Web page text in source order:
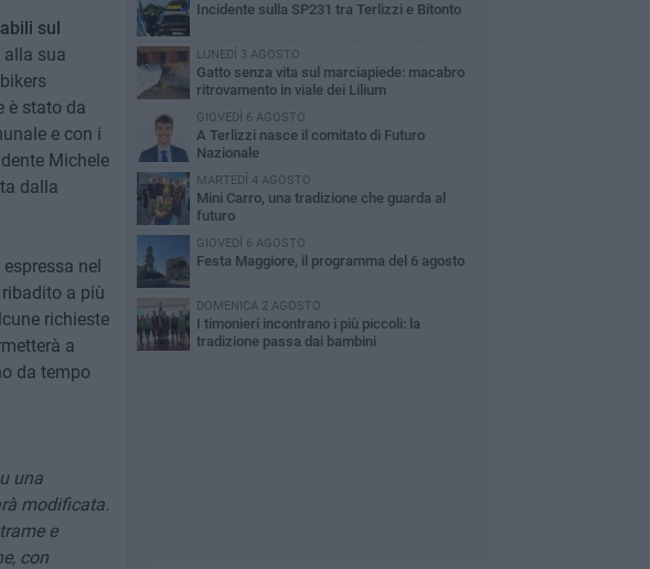
sul
alla sua
è stato da
e con i
Michele
dalla
nel
a più
richieste
a
da tempo
una
modificata.
e
con
Incidente sulla SP231 tra Terlizzi e Bitonto
LUNEDÌ 3 AGOSTO
Gatto senza vita sul marciapiede: macabro
ritrovamento in viale dei Lilium
GIOVEDÌ 6 AGOSTO
A Terlizzi nasce il comitato di Futuro
Nazionale
MARTEDÌ 4 AGOSTO
Mini Carro, una tradizione che guarda al
futuro
GIOVEDÌ 6 AGOSTO
Festa Maggiore, il programma del 6 agosto
DOMENICA 2 AGOSTO
I timonieri incontrano i più piccoli: la
tradizione passa dai bambini